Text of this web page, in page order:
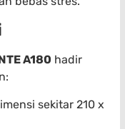
A180 hadir
sekitar 210 x